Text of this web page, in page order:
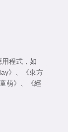
程式，如
》
《東方
萌》
《經